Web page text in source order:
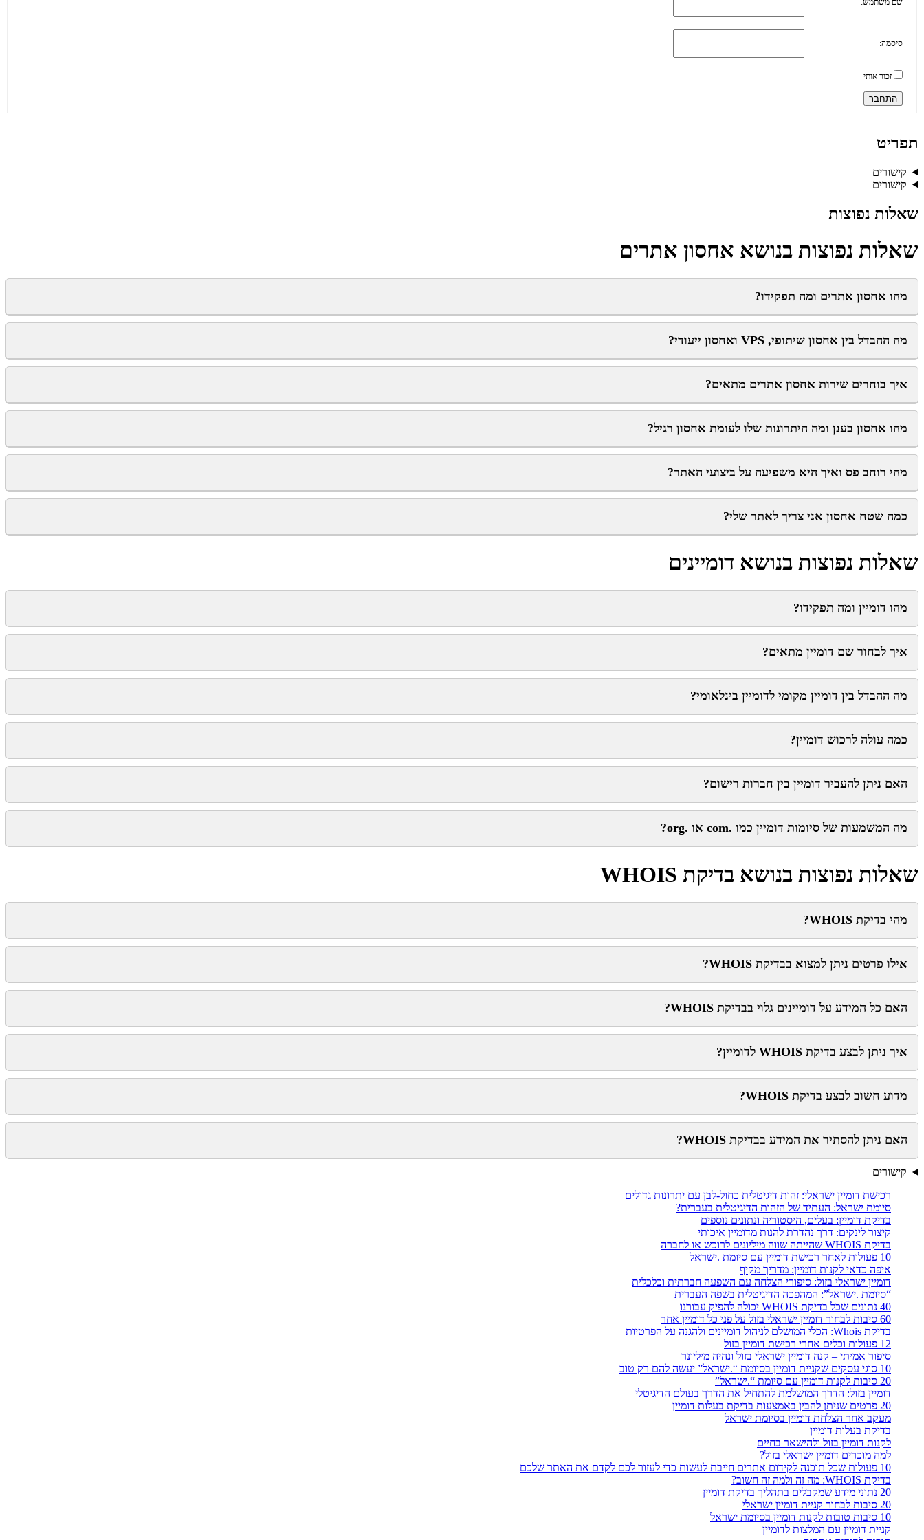
שם משתמש:
סיסמה:
זכור אותי
התחבר
תפריט
קישורים
קישורים
שאלות נפוצות
שאלות נפוצות בנושא אחסון אתרים
מהו אחסון אתרים ומה תפקידו?
מה ההבדל בין אחסון שיתופי, VPS ואחסון ייעודי?
איך בוחרים שירות אחסון אתרים מתאים?
מהו אחסון בענן ומה היתרונות שלו לעומת אחסון רגיל?
מהי רוחב פס ואיך היא משפיעה על ביצועי האתר?
כמה שטח אחסון אני צריך לאתר שלי?
שאלות נפוצות בנושא דומיינים
מהו דומיין ומה תפקידו?
איך לבחור שם דומיין מתאים?
מה ההבדל בין דומיין מקומי לדומיין בינלאומי?
כמה עולה לרכוש דומיין?
האם ניתן להעביר דומיין בין חברות רישום?
מה המשמעות של סיומות דומיין כמו .com או .org?
שאלות נפוצות בנושא בדיקת WHOIS
מהי בדיקת WHOIS?
אילו פרטים ניתן למצוא בבדיקת WHOIS?
האם כל המידע על דומיינים גלוי בבדיקת WHOIS?
איך ניתן לבצע בדיקת WHOIS לדומיין?
מדוע חשוב לבצע בדיקת WHOIS?
האם ניתן להסתיר את המידע בבדיקת WHOIS?
קישורים
רכישת דומיין ישראלי: זהות דיגיטלית כחול-לבן עם יתרונות גדולים
סיומת ישראל: העתיד של הזהות הדיגיטלית בעברית?
בדיקת דומיין: בעלים, היסטוריה ונתונים נוספים
קיצור לינקים: דרך נהדרת להנות מדומיין איכותי
בדיקת WHOIS שהייתה שווה מיליונים לרוכש או לחברה
10 פעולות לאחר רכישת דומיין עם סיומת .ישראל
איפה כדאי לקנות דומיין: מדריך מקיף
דומיין ישראלי בזול: סיפורי הצלחה עם השפעה חברתית וכלכלית
“סיומת .ישראל”: המהפכה הדיגיטלית בשפה העברית
40 נתונים שכל בדיקת WHOIS יכולה להפיק עבורנו
60 סיבות לבחור דומיין ישראלי בזול על פני כל דומיין אחר
בדיקת Whois: הכלי המושלם לניהול דומיינים ולהגנה על הפרטיות
12 פעולות וכלים אחרי רכישת דומיין בזול
סיפור אמיתי – קנה דומיין ישראלי בזול ונהיה מיליונר
10 סוגי עסקים שקניית דומיין בסיומת “.ישראל” יעשה להם רק טוב
20 סיבות לקנות דומיין עם סיומת “.ישראל”
דומיין בזול: הדרך המושלמת להתחיל את הדרך בעולם הדיגיטלי
20 פרטים שניתן להבין באמצעות בדיקת בעלות דומיין
מעקב אחר הצלחת דומיין בסיומת ישראל
בדיקת בעלות דומיין
לקנות דומיין בזול ולהישאר בחיים
למה מוכרים דומיין ישראלי בזול?
10 פעולות שכל תוכנה לקידום אתרים חייבת לעשות כדי לעזור לכם לקדם את האתר שלכם
בדיקת WHOIS: מה זה ולמה זה חשוב?
20 נתוני מידע שמקבלים בתהליך בדיקת דומיין
20 סיבות לבחור קניית דומיין ישראלי
10 סיבות טובות לקנות דומיין בסיומת ישראל
קניית דומיין עם המלצות לדומיין